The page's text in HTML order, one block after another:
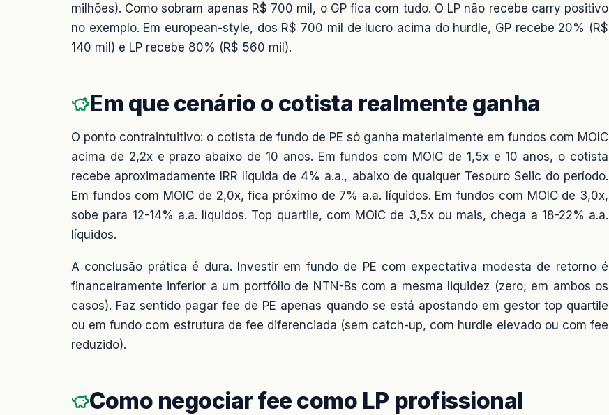
milhões). Como sobram apenas R$ 700 mil, o GP fica com tudo. O LP não recebe carry positivo
no exemplo. Em european-style, dos R$ 700 mil de lucro acima do hurdle, GP recebe 20% (R$
140 mil) e LP recebe 80% (R$ 560 mil).
Em que cenário o cotista realmente ganha
O ponto contraintuitivo: o cotista de fundo de PE só ganha materialmente em fundos com MOIC
acima de 2,2x e prazo abaixo de 10 anos. Em fundos com MOIC de 1,5x e 10 anos, o cotista
recebe aproximadamente IRR líquida de 4% a.a., abaixo de qualquer Tesouro Selic do período.
Em fundos com MOIC de 2,0x, fica próximo de 7% a.a. líquidos. Em fundos com MOIC de 3,0x,
sobe para 12-14% a.a. líquidos. Top quartile, com MOIC de 3,5x ou mais, chega a 18-22% a.a.
líquidos.
A conclusão prática é dura. Investir em fundo de PE com expectativa modesta de retorno é
financeiramente inferior a um portfólio de NTN-Bs com a mesma liquidez (zero, em ambos os
casos). Faz sentido pagar fee de PE apenas quando se está apostando em gestor top quartile
ou em fundo com estrutura de fee diferenciada (sem catch-up, com hurdle elevado ou com fee
reduzido).
Como negociar fee como LP profissional